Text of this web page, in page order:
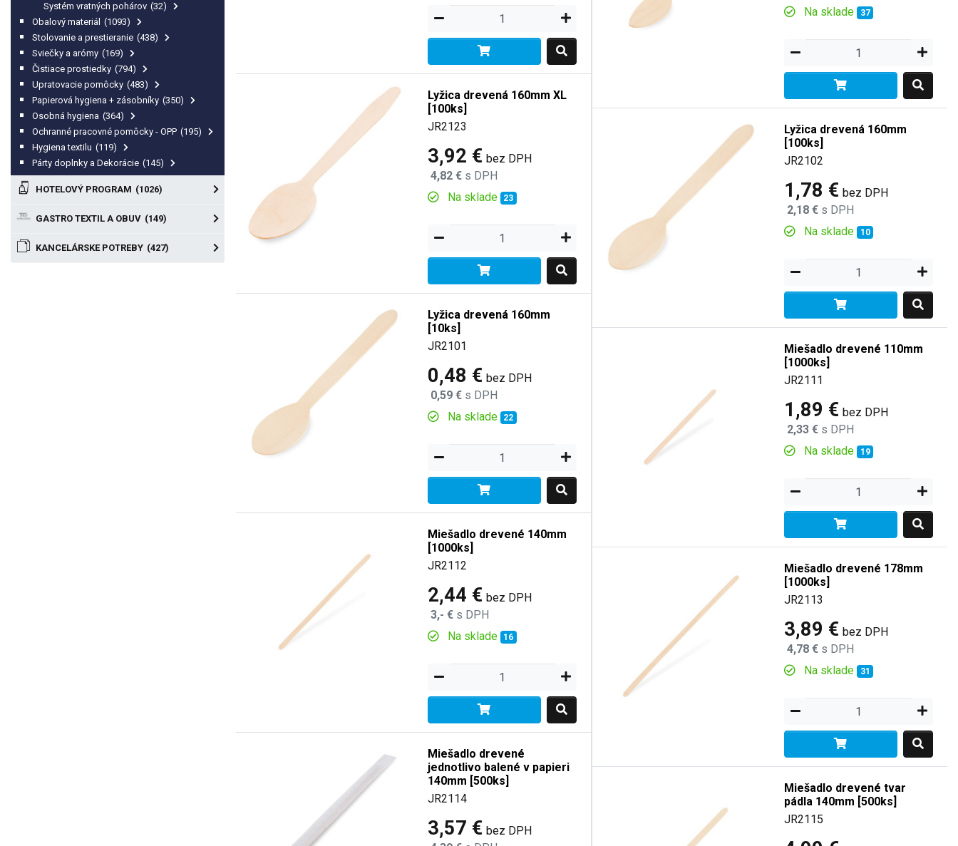
Systém vratných pohárov (32)
Obalový materiál (1093)
Stolovanie a prestieranie (438)
Sviečky a arómy (169)
Čistiace prostiedky (794)
Upratovacie pomôcky (483)
Papierová hygiena + zásobníky (350)
Osobná hygiena (364)
Ochranné pracovné pomôcky - OPP (195)
Hygiena textilu (119)
Párty doplnky a Dekorácie (145)
HOTELOVÝ PROGRAM (1026)
GASTRO TEXTIL A OBUV (149)
KANCELÁRSKE POTREBY (427)
Na sklade
37
Lyžica drevená 160mm XL
[100ks]
JR2123
3,92 € bez DPH
4,82 € s DPH
Na sklade
23
Lyžica drevená 160mm
[100ks]
JR2102
1,78 € bez DPH
2,18 € s DPH
Na sklade
10
Lyžica drevená 160mm
[10ks]
JR2101
0,48 € bez DPH
0,59 € s DPH
Na sklade
22
Miešadlo drevené 110mm
[1000ks]
JR2111
1,89 € bez DPH
2,33 € s DPH
Na sklade
19
Miešadlo drevené 140mm
[1000ks]
JR2112
2,44 € bez DPH
3,- € s DPH
Na sklade
16
Miešadlo drevené 178mm
[1000ks]
JR2113
3,89 € bez DPH
4,78 € s DPH
Na sklade
31
Miešadlo drevené
jednotlivo balené v papieri
140mm [500ks]
JR2114
3,57 € bez DPH
Miešadlo drevené tvar
pádla 140mm [500ks]
JR2115